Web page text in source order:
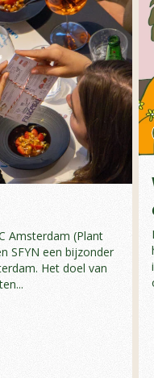
Amsterdam (Plant
SFYN een bijzonder
Het doel van